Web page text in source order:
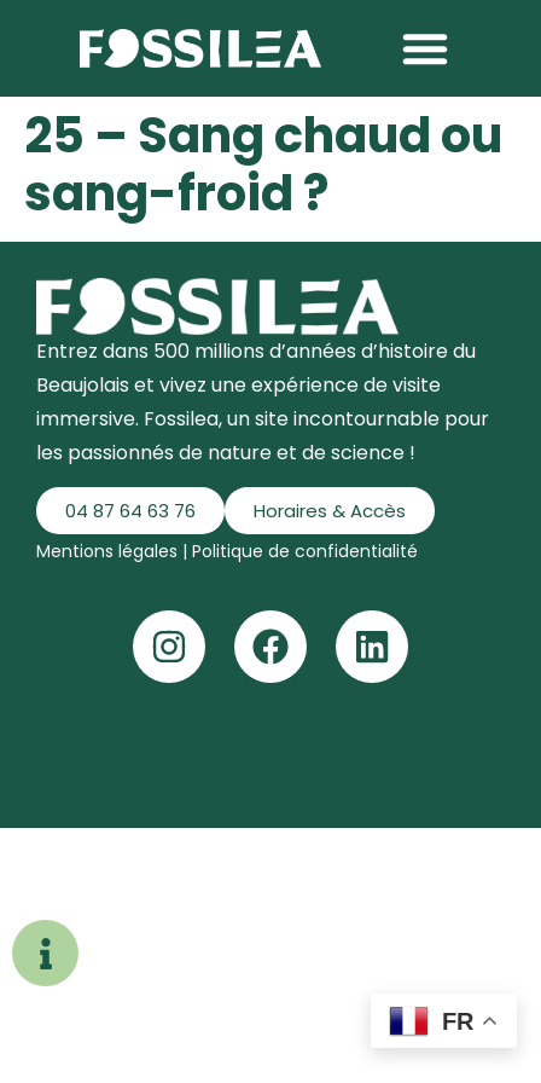
25 – Sang chaud ou
sang-froid ?
Entrez dans 500 millions d’années d’histoire du
Beaujolais et vivez une expérience de visite
immersive. Fossilea, un site incontournable pour
les passionnés de nature et de science !
04 87 64 63 76 Horaires & Accès
Mentions légales | Politique de confidentialité
FR